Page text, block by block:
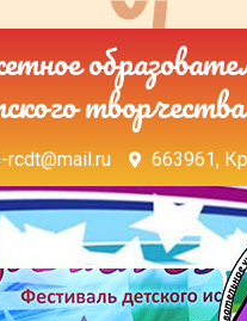
rcdt@mail.ru 663961,